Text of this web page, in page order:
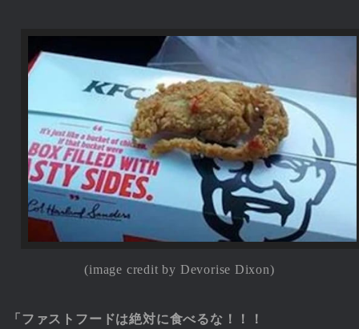
(image credit by Devorise Dixon)
「ファストフードは絶対に食べるな！！！